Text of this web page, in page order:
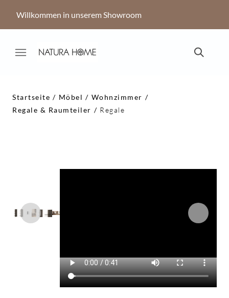
Willkommen in unserem Showroom
Startseite Möbel
Wohnzimmer
Regale & Raumteiler
Regale